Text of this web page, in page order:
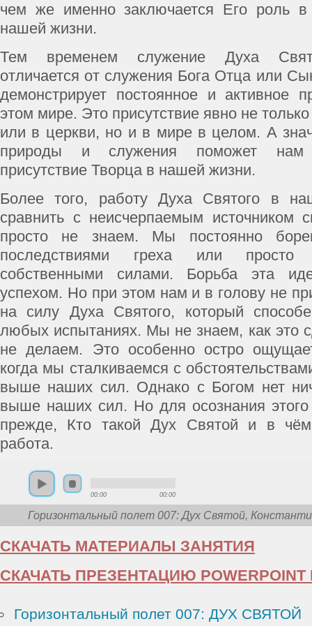
чем же именно заключается Его роль
нашей жизни.
Тем временем служение Духа
отличается от служения Бога Отца или
демонстрирует постоянное и активное
этом мире. Это присутствие явно не
или в церкви, но и в мире в целом. А
природы и служения поможет нам
присутствие Творца в нашей жизни.
Более того, работу Духа Святого в
сравнить с неисчерпаемым источником
просто не знаем. Мы постоянно
последствиями греха или
собственными силами. Борьба эта
успехом. Но при этом нам и в голову не
на силу Духа Святого, который
любых испытаниях. Мы не знаем, как это
не делаем. Это особенно остро
когда мы сталкиваемся с
выше наших сил. Однако с Богом нет
выше наших сил. Но для осознания
прежде, Кто такой Дух Святой и в чём
работа.
00:00 00:00
Горизонтальный полет 007: Дух Святой,
СКАЧАТЬ МАТЕРИАЛЫ ЗАНЯТИЯ
СКАЧАТЬ ПРЕЗЕНТАЦИЮ
Горизонтальный полет 007: ДУХ СВЯТОЙ